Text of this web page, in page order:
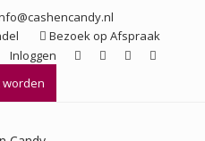
Bezoek op Afspraak
Inloggen
worden